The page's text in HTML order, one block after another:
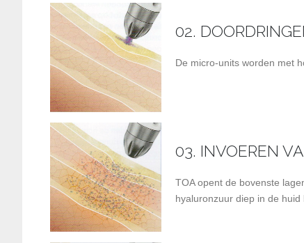
02.
De micro-units worden met
03. INVOEREN
TOA opent de bovenste
hyaluronzuur diep in de